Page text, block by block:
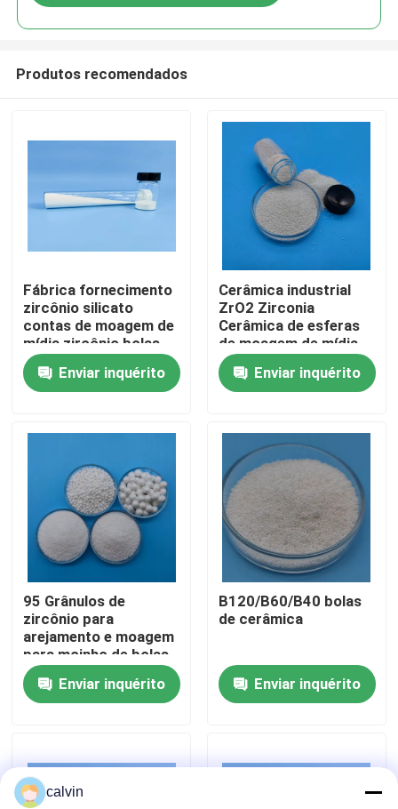
Casa
Produtos
Fábrica
Controle de Qualidade
Pedir um orçamento
Meios de sopro cerâmicos
Abrasivo de sopro cerâmico
Produtos recomendados
Fábrica fornecimento
zircônio silicato
contas de moagem de
mídia zircônio bolas
de cerâmica
Enviar inquérito
Cerâmica industrial
ZrO2 Zirconia
Cerâmica de esferas
de moagem de mídia
Zircônio silicato
Enviar inquérito
95 Grânulos de
zircônio para
arejamento e moagem
para moinho de bolas
planetárias
Enviar inquérito
B120/B60/B40 bolas
de cerâmica
Enviar inquérito
calvin